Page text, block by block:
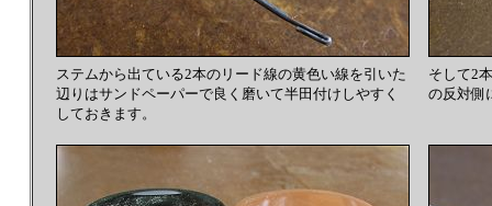
ステムから出ている2本のリード線の黄色い線を引いた
辺りはサンドペーパーで良く磨いて半田付けしやすく
しておきます。
そして2
の反対側